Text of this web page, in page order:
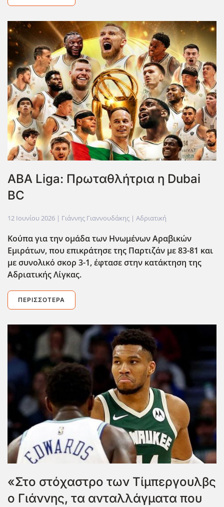
ABA Liga: Πρωταθλήτρια η Dubai
BC
12 Ιουνίου 2026 | Γιάννης Γιαννουδάκης | Αδριατική
Κούπα για την ομάδα των Ηνωμένων Αραβικών
Εμιράτων, που επικράτησε της Παρτιζάν με 83-81 και
με συνολικό σκορ 3-1, έφτασε στην κατάκτηση της
Αδριατικής Λίγκας.
ΠΕΡΙΣΣΌΤΕΡΑ
«Στο στόχαστρο των Τίμπεργουλβς
ο Γιάννης, τα ανταλλάγματα που